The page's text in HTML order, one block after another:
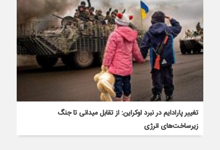
تغییر پارادایم در نبرد اوکراین: از تقابل میدانی تا جنگ
زیرساخت‌های انرژی